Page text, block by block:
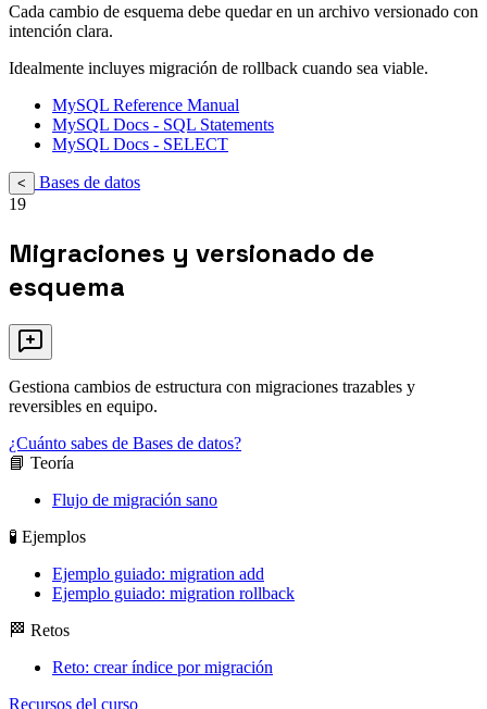
Cada cambio de esquema debe quedar en un archivo versionado con
intención clara.
Idealmente incluyes migración de rollback cuando sea viable.
MySQL Reference Manual
MySQL Docs - SQL Statements
MySQL Docs - SELECT
<
Bases de datos
19
Migraciones y versionado de
esquema
Gestiona cambios de estructura con migraciones trazables y
reversibles en equipo.
¿Cuánto sabes de Bases de datos?
📘 Teoría
Flujo de migración sano
🧪 Ejemplos
Ejemplo guiado: migration add
Ejemplo guiado: migration rollback
🏁 Retos
Reto: crear índice por migración
Recursos del curso